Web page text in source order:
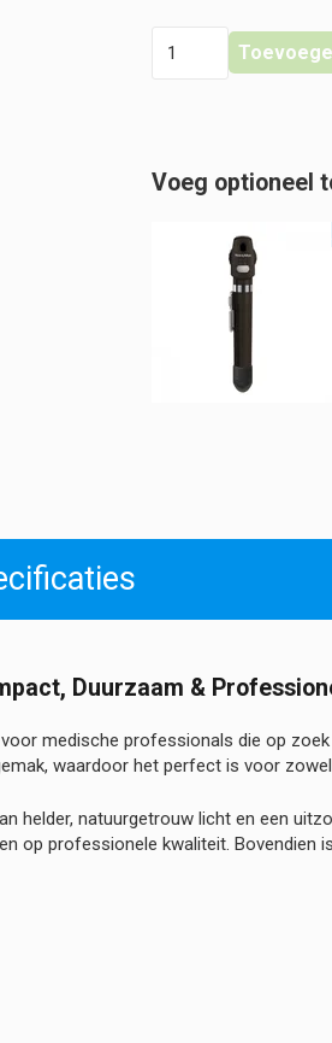
Allyn
Plus
Duurzaam &
medische professionals die op
waardoor het perfect is voor
helder, natuurgetrouw licht en een
op professionele kwaliteit.